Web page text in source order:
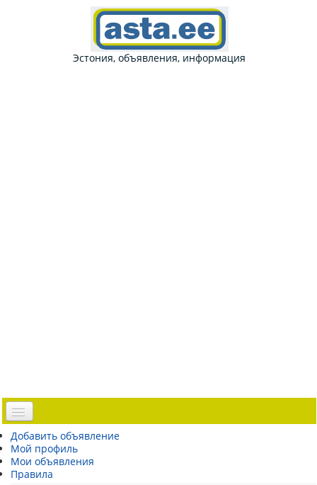
Эстония, объявления, информация
Доска объявлений
Погода Эстонии
Открытки
Добавить объявление
Мой профиль
Мои объявления
Правила